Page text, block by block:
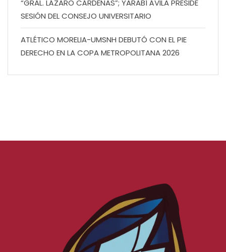
“GRAL. LÁZARO CÁRDENAS”; YARABÍ ÁVILA PRESIDE
SESIÓN DEL CONSEJO UNIVERSITARIO
ATLÉTICO MORELIA-UMSNH DEBUTÓ CON EL PIE
DERECHO EN LA COPA METROPOLITANA 2026